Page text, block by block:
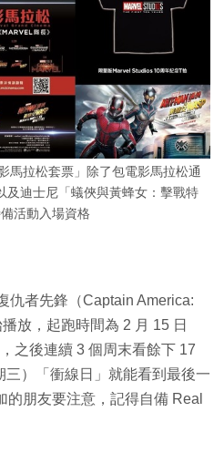
馬拉松套票」除了包電影馬拉松通
及迪士尼「蟻俠與黃蜂女：擊戰特
活動入場資格
仇者先鋒（Captain America:
放，起跑時間為 2 月 15 日
之後連續 3 個周末看餘下 17
三）「衝線日」就能看到最後一
朋友要注意，記得自備 Real